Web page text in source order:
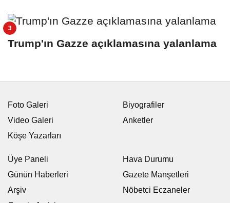
Trump'ın Gazze açıklamasına yalanlama
Foto Galeri
Video Galeri
Köşe Yazarları
Biyografiler
Anketler
Üye Paneli
Günün Haberleri
Arşiv
Hava Durumu
Gazete Manşetleri
Nöbetci Eczaneler